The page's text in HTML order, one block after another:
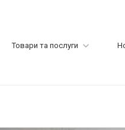
Товари та послуги